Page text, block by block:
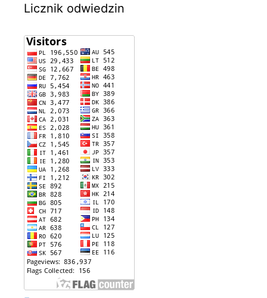
Licznik odwiedzin